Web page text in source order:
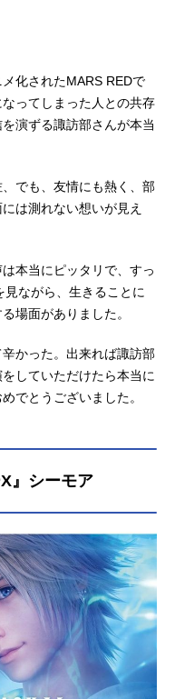
化されたMARS REDで
ってしまった人との共存
演ずる諏訪部さんが本当
でも、友情にも熱く、部
は測れない想いが見え
本当にピッタリで、すっ
ながら、生きることに
場面がありました。
かった。出来れば諏訪部
していただけたら本当に
でとうございました。
』シーモア